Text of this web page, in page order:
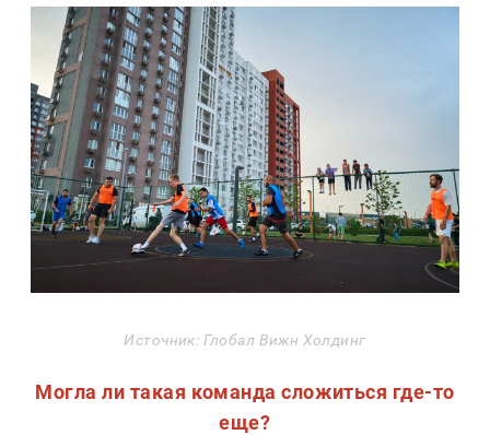
Источник: Глобал Вижн Холдинг
Могла ли такая команда сложиться где-то
еще?